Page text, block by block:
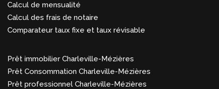
Calcul de mensualité
Calcul des frais de notaire
Comparateur taux fixe et taux révisable
Prêt immobilier Charleville-Mézières
Prêt Consommation Charleville-Mézières
Prêt professionnel Charleville-Mézières